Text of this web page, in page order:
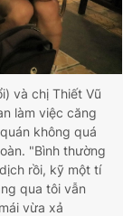
và chị Thiết Vũ
làm việc căng
không quá
"Bình thường
rồi, kỹ một tí
qua tôi vẫn
vừa xả